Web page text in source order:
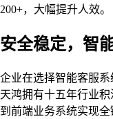
200+，大幅提升人效。
安全稳定，智
企业在选择智能客服
天鸿拥有十五年行业
到前端业务系统实现